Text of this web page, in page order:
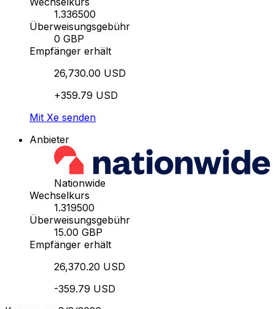
1.336500
Überweisungsgebühr
0 GBP
Empfänger erhält
26,730.00 USD
+359.79 USD
Mit Xe senden
Anbieter
Nationwide
Wechselkurs
1.319500
Überweisungsgebühr
15.00 GBP
Empfänger erhält
26,370.20 USD
-359.79 USD